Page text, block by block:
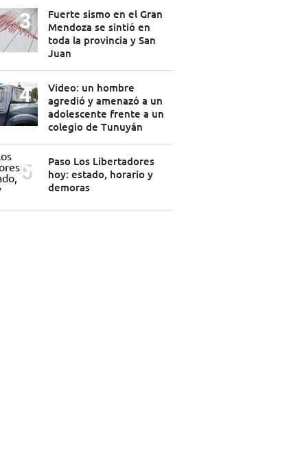
Fuerte sismo en el Gran
Mendoza se sintió en
toda la provincia y San
Juan
Video: un hombre
agredió y amenazó a un
adolescente frente a un
colegio de Tunuyán
Paso Los Libertadores
hoy: estado, horario y
demoras